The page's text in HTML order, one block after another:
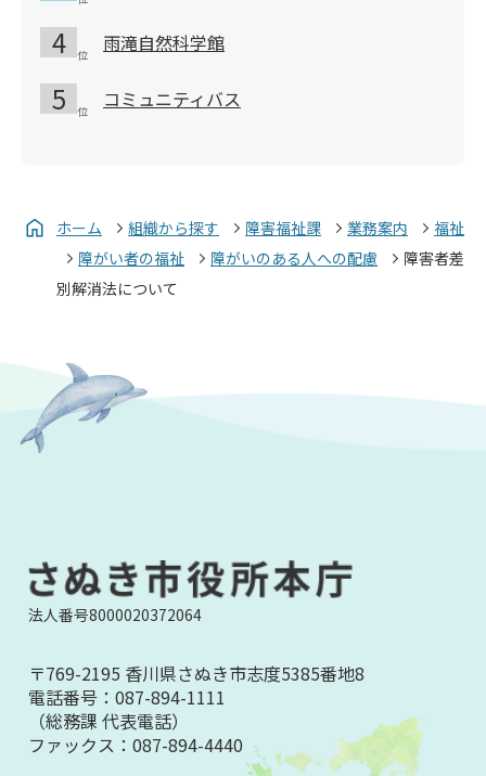
雨滝自然科学館
コミュニティバス
ホーム 組織から探す 障害福祉課 業務案内
福祉
障がい者の福祉
障がいのある人への配慮
障害者差
別解消法について
法人番号8000020372064
〒769-2195 香川県さぬき市志度5385番地8
電話番号：087-894-1111
（総務課 代表電話）
ファックス：087-894-4440